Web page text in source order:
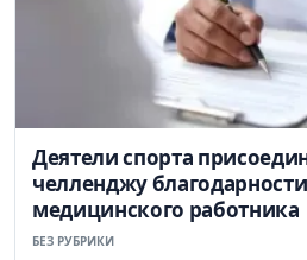
Деятели спорта
челленджу
медицинского работника
БЕЗ РУБРИКИ